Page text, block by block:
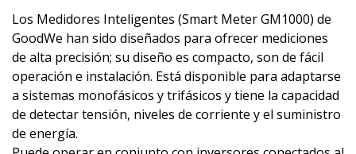
Los Medidores Inteligentes (Smart Meter GM1000) de
GoodWe han sido diseñados para ofrecer mediciones
de alta precisión; su diseño es compacto, son de fácil
operación e instalación. Está disponible para adaptarse
a sistemas monofásicos y trifásicos y tiene la capacidad
de detectar tensión, niveles de corriente y el suministro
de energía.